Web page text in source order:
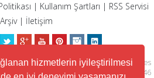
hizmetlerin iyileştirilmesi
| Kullanım Şartları | RSS Servisi
Arşiv| İletişim
tüm yazılar, materyaller, resimler, ses
tasarım ve düzenlemelerin telif hakları 5846